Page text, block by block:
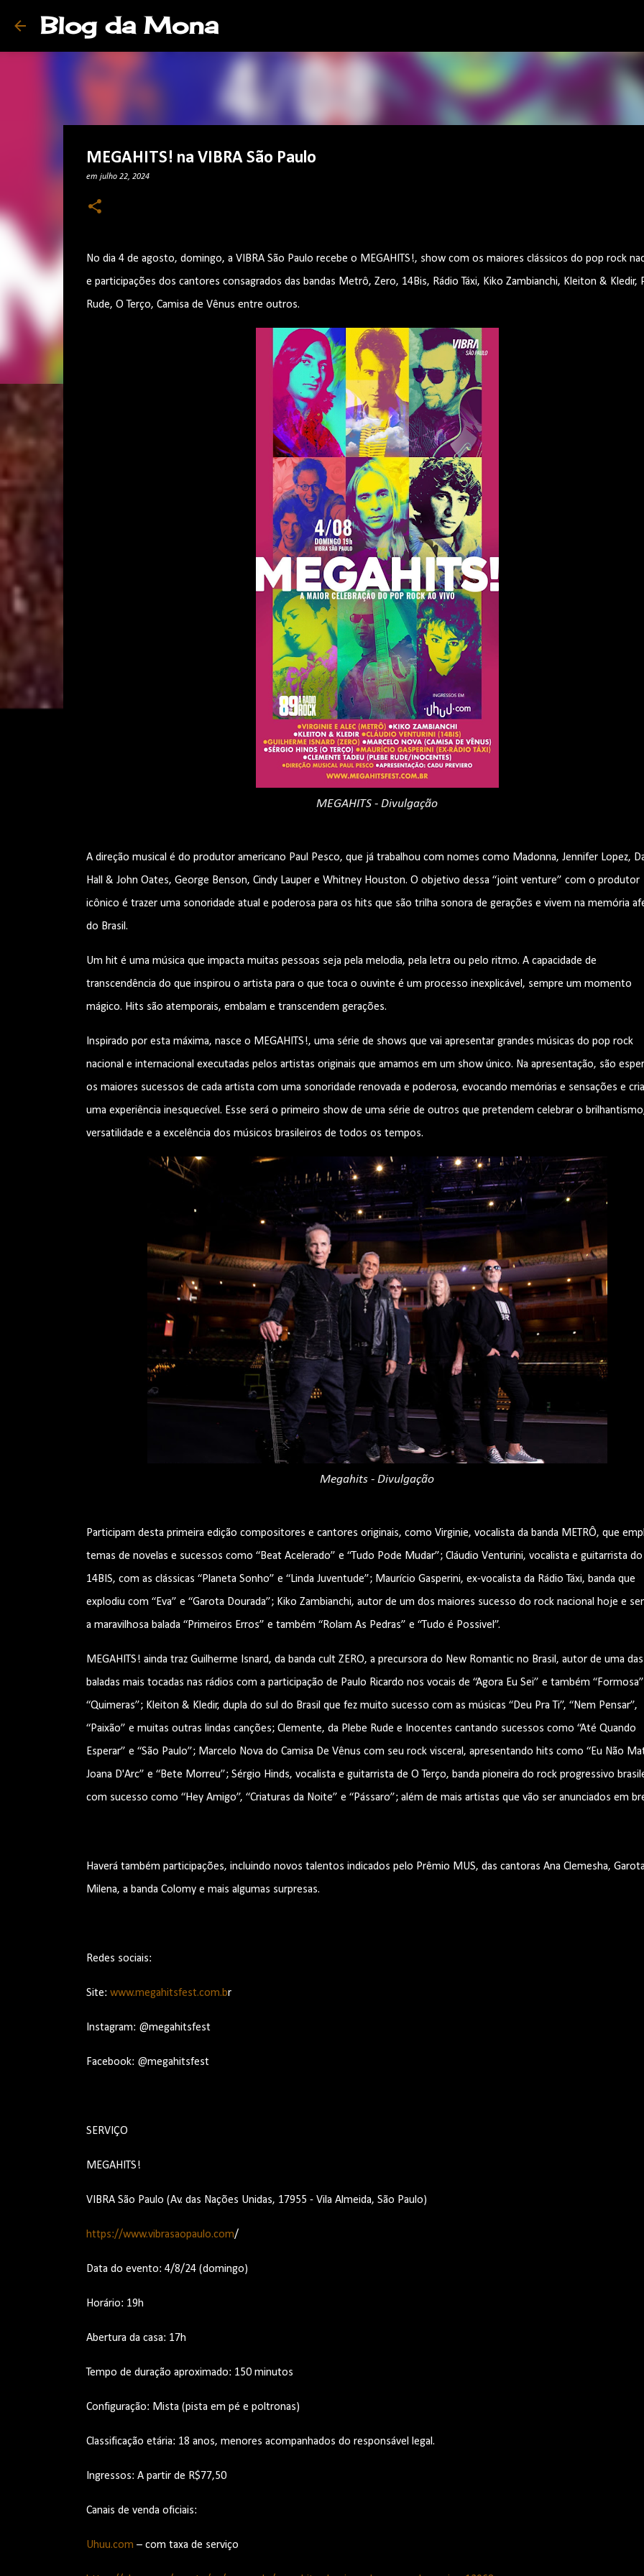
Blog da Mona
MEGAHITS! na VIBRA São Paulo
em julho 22, 2024
No dia 4 de agosto, domingo, a VIBRA São Paulo recebe o MEGAHITS!, show com os maiores clássicos do pop rock
e participações dos cantores consagrados das bandas Metrô, Zero, 14Bis, Rádio Táxi, Kiko Zambianchi, Kleiton & Kledir,
Rude, O Terço, Camisa de Vênus entre outros.
MEGAHITS - Divulgação
A direção musical é do produtor americano Paul Pesco, que já trabalhou com nomes como Madonna, Jennifer Lopez,
Hall & John Oates, George Benson, Cindy Lauper e Whitney Houston. O objetivo dessa “joint venture” com o produtor
icônico é trazer uma sonoridade atual e poderosa para os hits que são trilha sonora de gerações e vivem na memória
do Brasil.
Um hit é uma música que impacta muitas pessoas seja pela melodia, pela letra ou pelo ritmo. A capacidade de
transcendência do que inspirou o artista para o que toca o ouvinte é um processo inexplicável, sempre um momento
mágico. Hits são atemporais, embalam e transcendem gerações.
Inspirado por esta máxima, nasce o MEGAHITS!, uma série de shows que vai apresentar grandes músicas do pop rock
nacional e internacional executadas pelos artistas originais que amamos em um show único. Na apresentação, são
os maiores sucessos de cada artista com uma sonoridade renovada e poderosa, evocando memórias e sensações e
uma experiência inesquecível. Esse será o primeiro show de uma série de outros que pretendem celebrar o
versatilidade e a excelência dos músicos brasileiros de todos os tempos.
Megahits - Divulgação
Participam desta primeira edição compositores e cantores originais, como Virginie, vocalista da banda METRÔ, que
temas de novelas e sucessos como “Beat Acelerado” e “Tudo Pode Mudar”; Cláudio Venturini, vocalista e guitarrista do
14BIS, com as clássicas “Planeta Sonho” e “Linda Juventude”; Maurício Gasperini, ex-vocalista da Rádio Táxi, banda que
explodiu com “Eva” e “Garota Dourada”; Kiko Zambianchi, autor de um dos maiores sucesso do rock nacional hoje e
a maravilhosa balada “Primeiros Erros” e também “Rolam As Pedras” e “Tudo é Possivel”.
MEGAHITS! ainda traz Guilherme Isnard, da banda cult ZERO, a precursora do New Romantic no Brasil, autor de uma das
baladas mais tocadas nas rádios com a participação de Paulo Ricardo nos vocais de “Agora Eu Sei” e também
“Quimeras”; Kleiton & Kledir, dupla do sul do Brasil que fez muito sucesso com as músicas “Deu Pra Ti”, “Nem Pensar”,
“Paixão” e muitas outras lindas canções; Clemente, da Plebe Rude e Inocentes cantando sucessos como “Até Quando
Esperar” e “São Paulo”; Marcelo Nova do Camisa De Vênus com seu rock visceral, apresentando hits como “Eu Não
Joana D'Arc” e “Bete Morreu”; Sérgio Hinds, vocalista e guitarrista de O Terço, banda pioneira do rock progressivo
com sucesso como “Hey Amigo”, “Criaturas da Noite” e “Pássaro”; além de mais artistas que vão ser anunciados em
Haverá também participações, incluindo novos talentos indicados pelo Prêmio MUS, das cantoras Ana Clemesha, Garota
Milena, a banda Colomy e mais algumas surpresas.
Redes sociais:
Site: www.megahitsfest.com.br
Instagram: @megahitsfest
Facebook: @megahitsfest
SERVIÇO
MEGAHITS!
VIBRA São Paulo (Av. das Nações Unidas, 17955 - Vila Almeida, São Paulo)
https://www.vibrasaopaulo.com/
Data do evento: 4/8/24 (domingo)
Horário: 19h
Abertura da casa: 17h
Tempo de duração aproximado: 150 minutos
Configuração: Mista (pista em pé e poltronas)
Classificação etária: 18 anos, menores acompanhados do responsável legal.
Ingressos: A partir de R$77,50
Canais de venda oficiais:
Uhuu.com – com taxa de serviço